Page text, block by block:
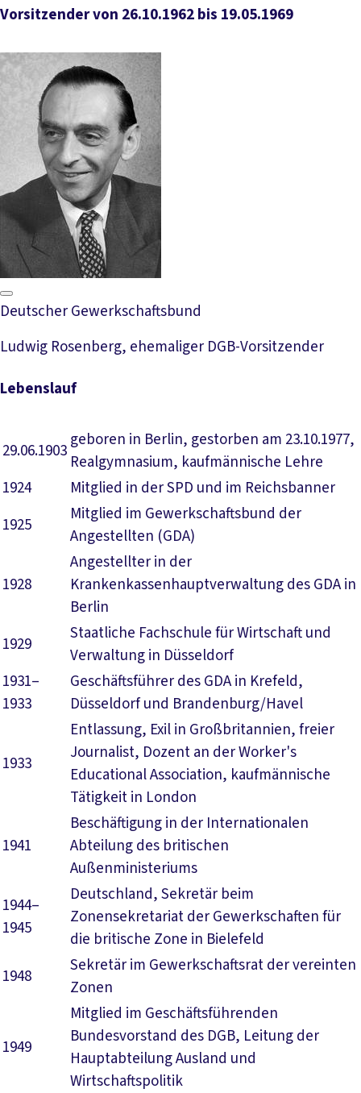
Vorsitzender von 26.10.1962 bis 19.05.1969
Deutscher Gewerkschaftsbund
Ludwig Rosenberg, ehemaliger DGB-Vorsitzender
Lebenslauf
29.06.1903
geboren in Berlin, gestorben am 23.10.1977,
Realgymnasium, kaufmännische Lehre
1924
Mitglied in der SPD und im Reichsbanner
1925
Mitglied im Gewerkschaftsbund der
Angestellten (GDA)
1928
Angestellter in der
Krankenkassenhauptverwaltung des GDA in
Berlin
1929
Staatliche Fachschule für Wirtschaft und
Verwaltung in Düsseldorf
1931–
1933
Geschäftsführer des GDA in Krefeld,
Düsseldorf und Brandenburg/Havel
1933
Entlassung, Exil in Großbritannien, freier
Journalist, Dozent an der Worker's
Educational Association, kaufmännische
Tätigkeit in London
1941
Beschäftigung in der Internationalen
Abteilung des britischen
Außenministeriums
1944–
1945
Deutschland, Sekretär beim
Zonensekretariat der Gewerkschaften für
die britische Zone in Bielefeld
1948
Sekretär im Gewerkschaftsrat der vereinten
Zonen
1949
Mitglied im Geschäftsführenden
Bundesvorstand des DGB, Leitung der
Hauptabteilung Ausland und
Wirtschaftspolitik